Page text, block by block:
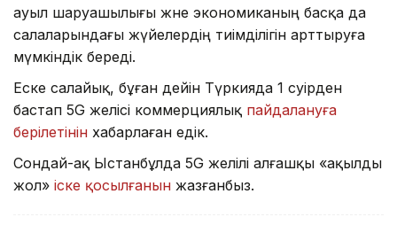
ауыл шаруашылығы және экономиканың басқа да
салаларындағы жүйелердің тиімділігін арттыруға
мүмкіндік береді.
Еске салайық, бұған дейін Түркияда 1 сәуірден
бастап 5G желісі коммерциялық пайдалануға
берілетінін хабарлаған едік.
Сондай-ақ Ыстанбұлда 5G желілі алғашқы «ақылды
жол» іске қосылғанын жазғанбыз.